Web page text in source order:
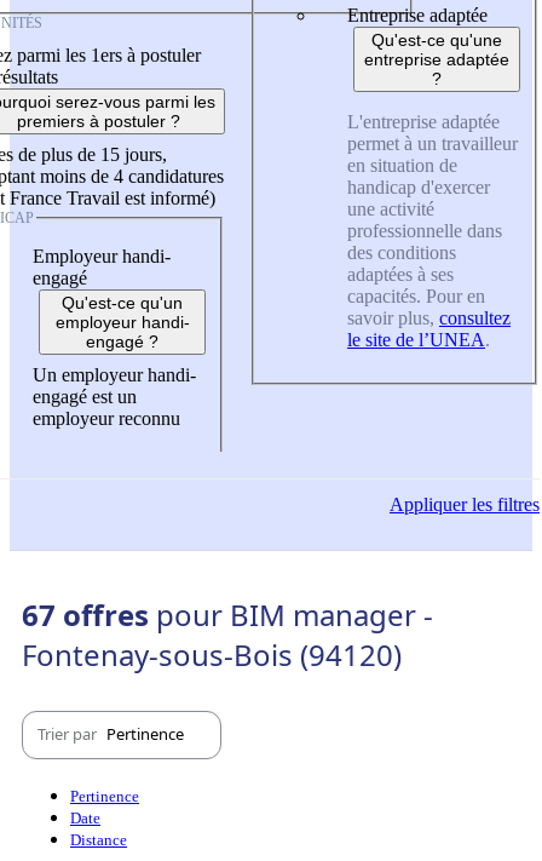
parmi les 1ers à postuler
serez-vous parmi les
premiers à postuler ?
de plus de 15 jours,
moins de 4 candidatures
France Travail est informé)
Employeur handi-
engagé
Qu'est-ce qu'un
employeur handi-
engagé ?
Un employeur handi-
engagé est un
employeur reconnu
Entreprise adaptée
Qu'est-ce qu'une
entreprise adaptée
?
L'entreprise adaptée
permet à un travailleur
en situation de
handicap d'exercer
une activité
professionnelle dans
des conditions
adaptées à ses
capacités. Pour en
savoir plus, consultez
le site de l’UNEA.
Appliquerles filtres
67 offres pour BIM manager -
Fontenay-sous-Bois (94120)
Trier par Pertinence
Pertinence
Date
Distance